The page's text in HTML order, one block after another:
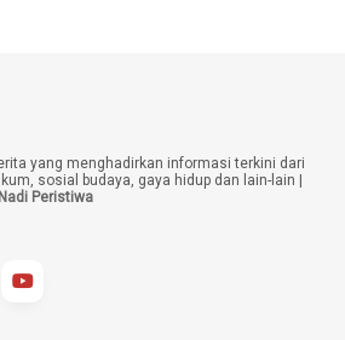
yang menghadirkan informasi terkini dari
sosial budaya, gaya hidup dan lain-lain |
Peristiwa